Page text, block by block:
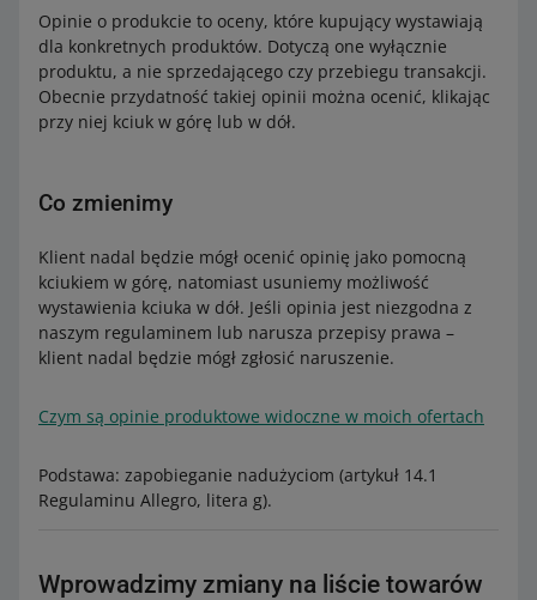
Opinie o produkcie to oceny, które kupujący wystawiają
dla konkretnych produktów. Dotyczą one wyłącznie
produktu, a nie sprzedającego czy przebiegu transakcji.
Obecnie przydatność takiej opinii można ocenić, klikając
przy niej kciuk w górę lub w dół.
Co zmienimy
Klient nadal będzie mógł ocenić opinię jako pomocną
kciukiem w górę, natomiast usuniemy możliwość
wystawienia kciuka w dół. Jeśli opinia jest niezgodna z
naszym regulaminem lub narusza przepisy prawa –
klient nadal będzie mógł zgłosić naruszenie.
Czym są opinie produktowe widoczne w moich ofertach
Podstawa: zapobieganie nadużyciom (artykuł 14.1
Regulaminu Allegro, litera g).
Wprowadzimy zmiany na liście towarów